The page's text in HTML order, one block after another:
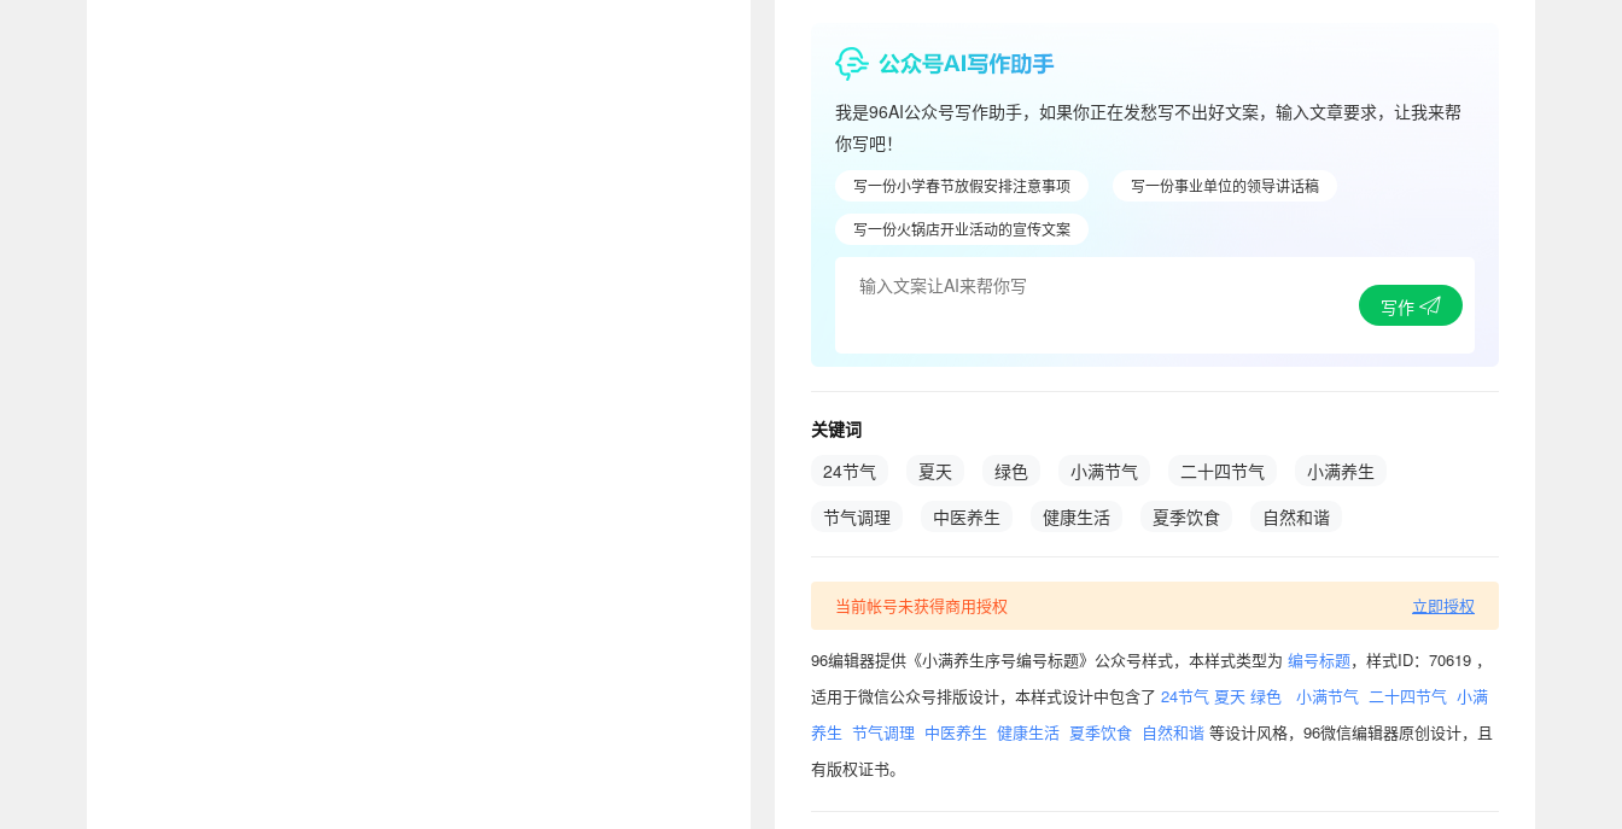
我是96AI公众号写作助手，如果你正在发愁写不出好文案，输入文章要求，让我来帮
你写吧！
写一份小学春节放假安排注意事项 写一份事业单位的领导讲话稿
写一份火锅店开业活动的宣传文案
写作
关键词
24节气
夏天 绿色 小满节气 二十四节气
小满养生
节气调理
中医养生 健康生活 夏季饮食 自然和谐
当前帐号未获得商用授权 立即授权
96编辑器提供《小满养生序号编号标题》公众号样式，本样式类型为 编号标题，样式ID：70619 ，
适用于微信公众号排版设计，本样式设计中包含了 24节气 夏天 绿色 小满节气 二十四节气 小满
养生 节气调理 中医养生 健康生活 夏季饮食 自然和谐 等设计风格，96微信编辑器原创设计，且
有版权证书。